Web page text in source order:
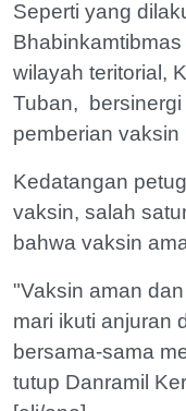
Seperti yang
wilayah teritorial,
Tuban,
pemberian vaksin
Kedatangan
vaksin, salah
bahwa vaksin
"Vaksin aman
mari ikuti anjuran
bersama-sama
tutup Danramil